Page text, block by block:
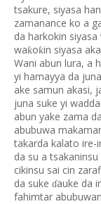
tsakure, siyasa
zamanance ko a
da harkokin siyasa
waƙoƙin siyasa
Wani abun lura, a
yi hamayya da
ake samun akasi,
juna suke yi
abun yake zama
abubuwa
takarda kalato ire-
da su a tsakaninsu
cikinsu sai cin
da suke ɗauke da
fahimtar